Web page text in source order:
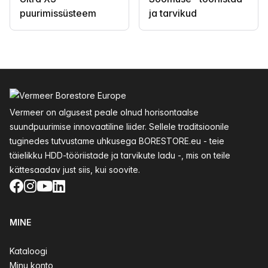
puurimissüsteem
ja tarvikud
Vermeer on algusest peale olnud horisontaalse
suundpuurimise innovaatiline liider. Sellele traditsioonile
tuginedes tutvustame uhkusega BORESTORE.eu - teie
täielikku HDD-tööriistade ja tarvikute ladu -, mis on teile
kättesaadav just siis, kui soovite.
Facebook
Instagram
YouTube
LinkedIn
MINE
Kataloogi
Minu konto